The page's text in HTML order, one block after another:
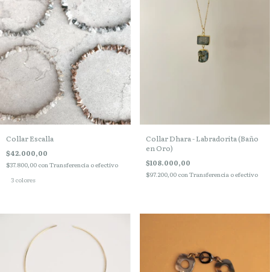
Collar Escalla
$42.000,00
$37.800,00 con Transferencia o efectivo
3 colores
Collar Dhara - Labradorita (Baño
en Oro)
$108.000,00
$97.200,00 con Transferencia o efectivo